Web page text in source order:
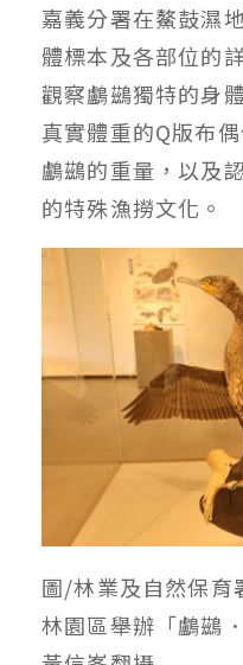
嘉義分署在鰲鼓濕
體標本及各部位的
觀察鸕鷀獨特的身
真實體重的Q版布
鸕鷀的重量，以及
的特殊漁撈文化。
圖/林業及自然保育
林園區舉辦「鸕鷀